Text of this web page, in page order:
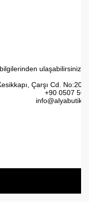
ulaşabilirsiniz. En
Çarşı Cd. No:208,
+90 0507 504